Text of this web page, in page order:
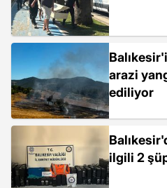
arazi
ediliyor
ilgili 2